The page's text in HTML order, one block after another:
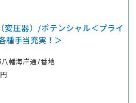
変圧器）/ポテンシャル＜プライ
種手当充実！＞
幡海岸通7番地